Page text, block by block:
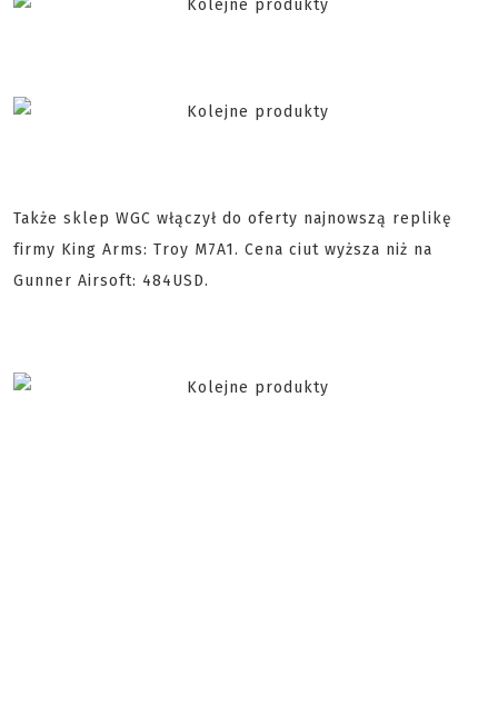
Także sklep WGC włączył do oferty najnowszą replikę
firmy King Arms: Troy M7A1. Cena ciut wyższa niż na
Gunner Airsoft: 484USD.